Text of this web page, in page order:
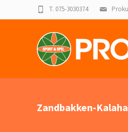
T. 075-3030374
Zandbakken-